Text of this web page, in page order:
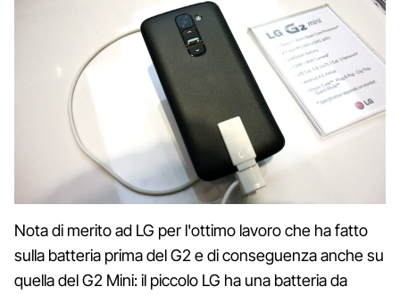
Nota di merito ad LG per l'ottimo lavoro che ha fatto
sulla batteria prima del G2 e di conseguenza anche su
quella del G2 Mini: il piccolo LG ha una batteria da